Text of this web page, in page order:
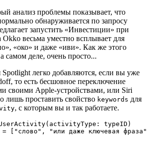
анализ проблемы показывает, что
обнаруживается по запросу
запустить «Инвестиции» при
весьма уместно всплывает для
«око» и даже «иви». Как же этого
самом деле, очень просто...
легко добавляются, если вы уже
то есть бесшовное переключение
своими Apple-устройствами, или Siri
лишь проставить свойство keywords для
, с которым вы и так работаете.
typeID)
["слово", "или даже ключевая